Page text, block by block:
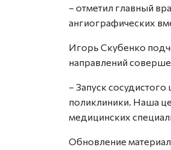
– отметил главный
ангиографических
Игорь Скубенко
направлений
– Запуск
поликлиники. Наша
медицинских
Обновление